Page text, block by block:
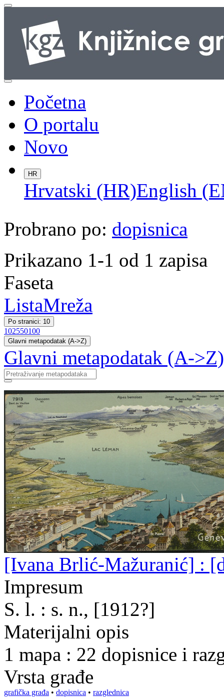
Početna
O portalu
Novo
HR
Hrvatski (HR)English
Probrano po: dopisnica
Prikazano 1-1 od 1 zapisa
Faseta
ListaMreža
Po stranici: 10
102550100
Glavni metapodatak (A->Z)
Glavni metapodatak (A->Z)
[Ivana Brlić-Mažuranić] :
Impresum
S. l. : s. n., [1912?]
Materijalni opis
1 mapa : 22 dopisnice i
Vrsta građe
grafička građa • dopisnica • razglednica